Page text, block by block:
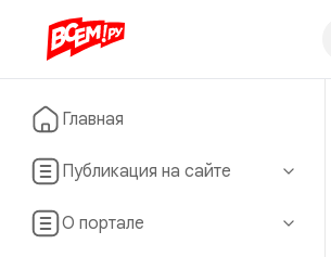
Главная
Публикация на сайте
О портале